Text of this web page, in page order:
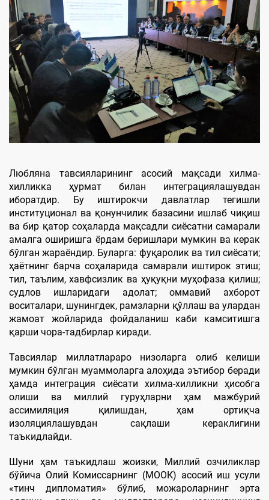
Любляна тавсияларининг асосий мақсади хилма-
хилликка ҳурмат билан интеграциялашувдан
иборатдир. Бу иштирокчи давлатлар тегишли
институционал ва қонунчилик базасини ишлаб чиқиш
ва бир қатор соҳаларда мақсадли сиёсатни самарали
амалга оширишга ёрдам беришлари мумкин ва керак
бўлган жараёндир. Буларга: фуқаролик ва тил сиёсати;
ҳаётнинг барча соҳаларида самарали иштирок этиш;
тил, таълим, хавфсизлик ва ҳуқуқни муҳофаза қилиш;
судлов ишларидаги адолат; оммавий ахборот
воситалари, шунингдек, рамзларни қўллаш ва улардан
жамоат жойларида фойдаланиш каби камситишга
қарши чора-тадбирлар киради.
Тавсиялар миллатлараро низоларга олиб келиши
мумкин бўлган муаммоларга алоҳида эътибор беради
ҳамда интеграция сиёсати хилма-хилликни ҳисобга
олиши ва миллий гуруҳларни ҳам мажбурий
ассимиляция қилишдан, ҳам ортиқча
изоляциялашувдан сақлаши кераклигини
таъкидлайди.
Шуни ҳам таъкидлаш жоизки, Миллий озчиликлар
бўйича Олий Комиссарнинг (МООК) асосий иш усули
«тинч дипломатия» бўлиб, можароларнинг эрта